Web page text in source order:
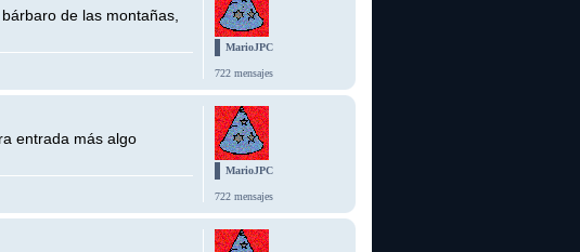
MarioJPC
722 mensajes
de las montañas,
MarioJPC
722 mensajes
entrada más algo